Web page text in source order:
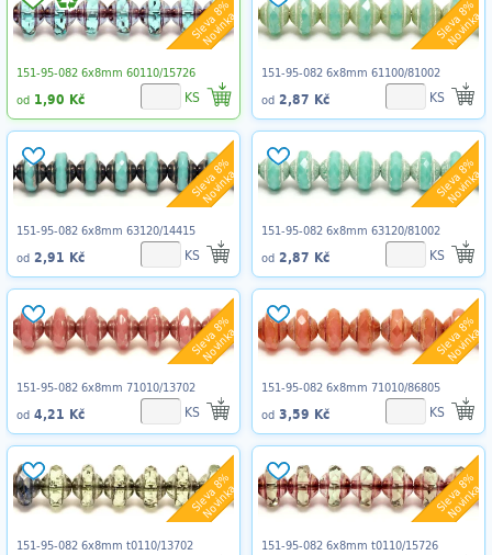
Sleva 8%
Novinka
151-95-082 6x8mm 60110/15726
od 1,90 Kč KS
Sleva 8%
Novinka
151-95-082 6x8mm 61100/81002
od 2,87 Kč KS
Sleva 8%
Novinka
151-95-082 6x8mm 63120/14415
od 2,91 Kč KS
Sleva 8%
Novinka
151-95-082 6x8mm 63120/81002
od 2,87 Kč KS
Sleva 8%
Novinka
151-95-082 6x8mm 71010/13702
od 4,21 Kč KS
Sleva 8%
Novinka
151-95-082 6x8mm 71010/86805
od 3,59 Kč KS
Sleva 8%
Novinka
151-95-082 6x8mm t0110/13702
Sleva 8%
Novinka
151-95-082 6x8mm t0110/15726